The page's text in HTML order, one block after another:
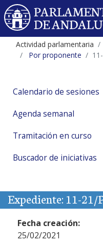
Actividad parlamentaria
Por proponente
Calendario de sesiones
Agenda semanal
Tramitación en curso
Buscador de iniciativas
Expediente: 11-21/
Fecha creación:
25/02/2021